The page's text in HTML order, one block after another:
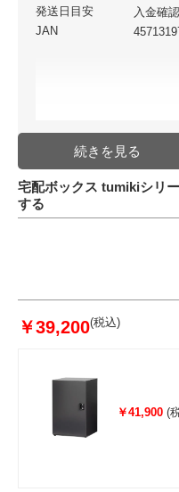
発送日目安
入金確
JAN
宅配ボックス tumikiシリ
する
￥39,200(税込)
￥41,900 (